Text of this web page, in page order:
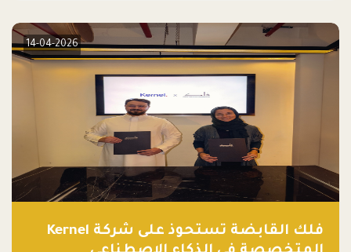
14-04-2026
فلك القابضة تستحوذ على شركة Kernel